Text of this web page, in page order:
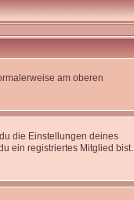
am oberen
die Einstellungen deines
ein registriertes Mitglied bist.